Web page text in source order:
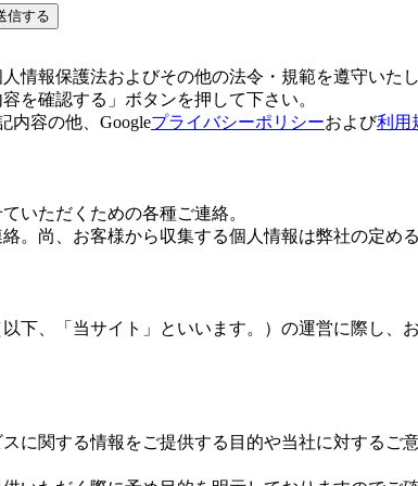
情報保護法およびその他の法令・規範を遵守いたし
を確認する」ボタンを押して下さい。
内容の他、Googleプライバシーポリシーおよび利用
いただくための各種ご連絡。
。尚、お客様から収集する個人情報は弊社の定め
下、「当サイト」といいます。）の運営に際し
に関する情報をご提供する目的や当社に対する